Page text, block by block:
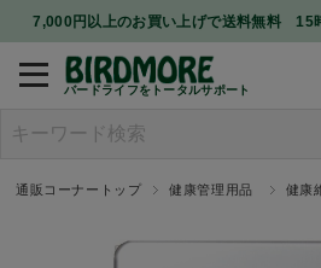
7,000円以上のお買い上げで送料無料 15
バードライフをトータルサポート
通販コーナートップ 健康管理用品 健康